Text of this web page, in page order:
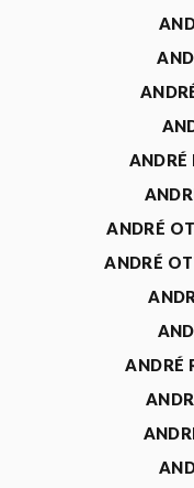
ANDRÉ
ANDRÉ
ANDRÉ
ANDRÉ